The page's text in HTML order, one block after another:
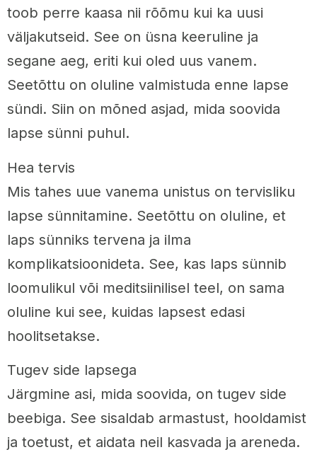
toob perre kaasa nii rõõmu kui ka uusi
väljakutseid. See on üsna keeruline ja
segane aeg, eriti kui oled uus vanem.
Seetõttu on oluline valmistuda enne lapse
sündi. Siin on mõned asjad, mida soovida
lapse sünni puhul.
Hea tervis
Mis tahes uue vanema unistus on tervisliku
lapse sünnitamine. Seetõttu on oluline, et
laps sünniks tervena ja ilma
komplikatsioonideta. See, kas laps sünnib
loomulikul või meditsiinilisel teel, on sama
oluline kui see, kuidas lapsest edasi
hoolitsetakse.
Tugev side lapsega
Järgmine asi, mida soovida, on tugev side
beebiga. See sisaldab armastust, hooldamist
ja toetust, et aidata neil kasvada ja areneda.